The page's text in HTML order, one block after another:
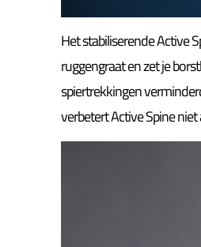
Het stabiliserende Active
ruggengraat en zet je
spiertrekkingen
verbetert Active Spine